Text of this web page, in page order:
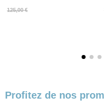
125,00 €
Prix
Prix
Profitez de nos